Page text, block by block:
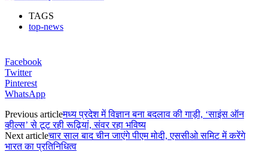
TAGS
top-news
Facebook
Twitter
Pinterest
WhatsApp
Previous articleमध्य प्रदेश में विज्ञान बना बदलाव की गाड़ी, ‘साइंस ऑन
व्हील्स’ से टूट रही रूढ़ियां, संवर रहा भविष्य
Next articleचार साल बाद चीन जाएंगे पीएम मोदी, एससीओ समिट में करेंगे
भारत का प्रतिनिधित्व